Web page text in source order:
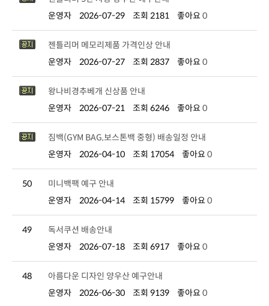
운영자
2026-07-29 조회 2181 좋아요 0
젠틀리머 메모리제품 가격인상 안내
운영자
2026-07-27 조회 2837 좋아요 0
왕나비경추베개 신상품 안내
운영자
2026-07-21 조회 6246 좋아요 0
짐백(GYM BAG,보스톤백 중형) 배송일정 안내
운영자
2026-04-10 조회 17054 좋아요 0
50
미니백팩 예구 안내
운영자
2026-04-14 조회 15799 좋아요 0
49
독서쿠션 배송안내
운영자
2026-07-18 조회 6917 좋아요 0
48
아름다운 디자인 양우산 예구안내
운영자
2026-06-30 조회 9139 좋아요 0